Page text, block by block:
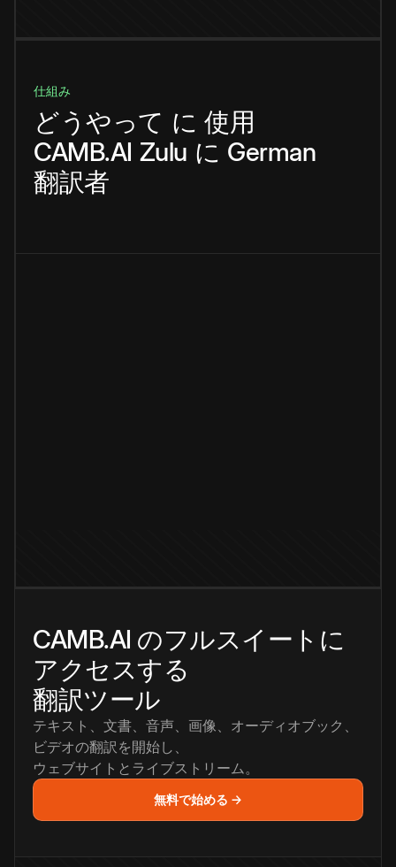
仕組み
どうやって に 使用
CAMB.AI Zulu に German
翻訳者
CAMB.AI のフルスイートに
アクセスする
翻訳ツール
テキスト、文書、音声、画像、オーディオブック、
ビデオの翻訳を開始し、
ウェブサイトとライブストリーム。
無料で始める →